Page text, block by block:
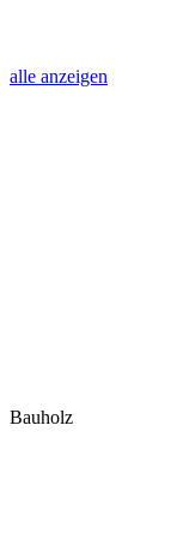
alle anzeigen
Bauholz